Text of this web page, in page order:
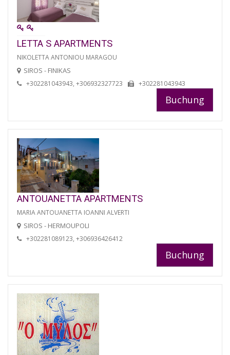
LETTA S APARTMENTS
NIKOLETTA ANTONIOU MARAGOU
SIROS - FINIKAS
+302281043943, +306932327723 +302281043943
Buchung
ANTOUANETTA APARTMENTS
MARIA ANTOUANETTA IOANNI ALVERTI
SIROS - HERMOUPOLI
+302281089123, +306936426412
Buchung